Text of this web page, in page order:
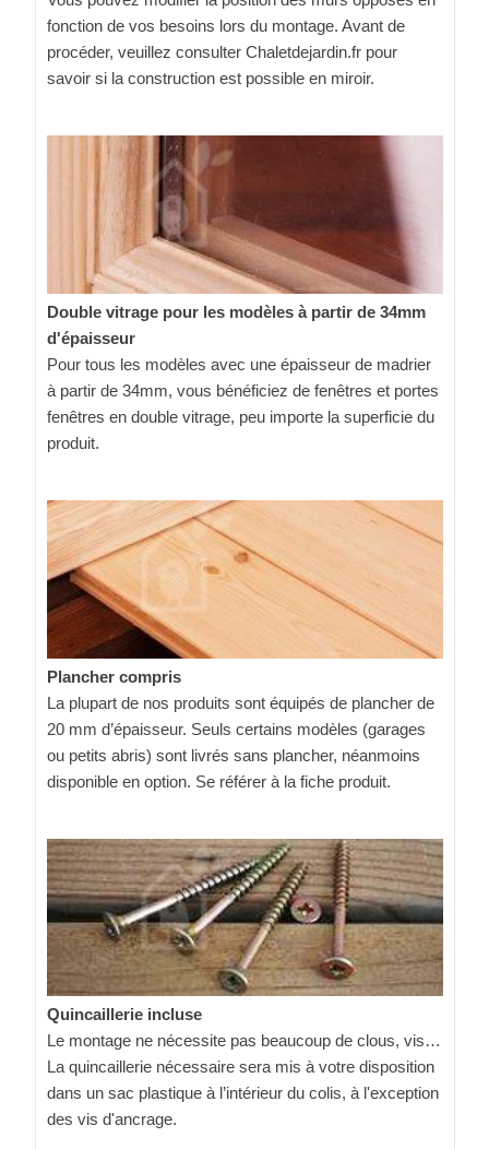
fonction de vos besoins lors du montage. Avant de
procéder, veuillez consulter Chaletdejardin.fr pour
savoir si la construction est possible en miroir.
Double vitrage pour les modèles à partir de 34mm
d'épaisseur
Pour tous les modèles avec une épaisseur de madrier
à partir de 34mm, vous bénéficiez de fenêtres et portes
fenêtres en double vitrage, peu importe la superficie du
produit.
Plancher compris
La plupart de nos produits sont équipés de plancher de
20 mm d’épaisseur. Seuls certains modèles (garages
ou petits abris) sont livrés sans plancher, néanmoins
disponible en option. Se référer à la fiche produit.
Quincaillerie incluse
Le montage ne nécessite pas beaucoup de clous, vis…
La quincaillerie nécessaire sera mis à votre disposition
dans un sac plastique à l’intérieur du colis, à l'exception
des vis d'ancrage.